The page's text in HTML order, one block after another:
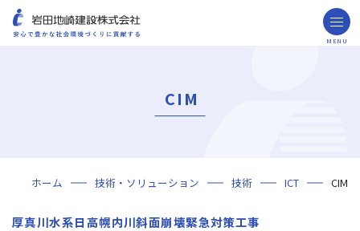
MENU
年代から探す
地域別で探す
用途区分から探す
GISマップシステム
Niseko Project
プロジェクトレポート
技術・ソリューション
採用情報
CIM
ホーム 技術・ソリューション 技術 ICT CIM
厚真川水系日高幌内川斜面崩壊緊急対策工事